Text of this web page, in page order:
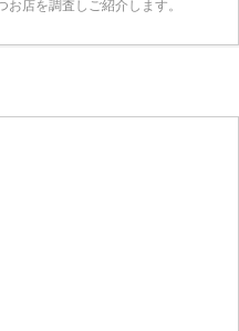
お店を調査しご紹介します。